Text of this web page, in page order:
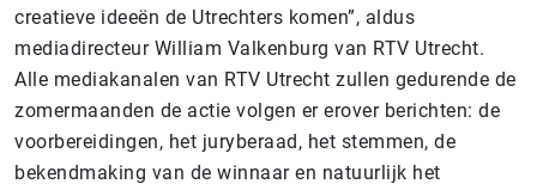
creatieve ideeën de Utrechters komen”, aldus
mediadirecteur William Valkenburg van RTV Utrecht.
Alle mediakanalen van RTV Utrecht zullen gedurende de
zomermaanden de actie volgen er erover berichten: de
voorbereidingen, het juryberaad, het stemmen, de
bekendmaking van de winnaar en natuurlijk het